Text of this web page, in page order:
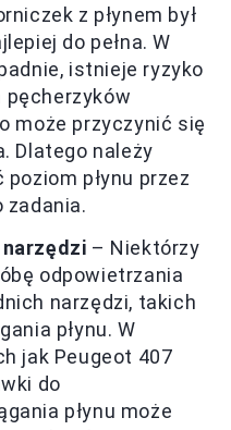
z płynem był
do pełna. W
istnieje ryzyko
pęcherzyków
może przyczynić się
Dlatego należy
płynu przez
zadania.
narzędzi – Niektórzy
odpowietrzania
narzędzi, takich
płynu. W
jak Peugeot 407
do
płynu może